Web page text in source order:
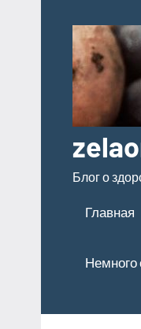
содержимому
Блог о
Главная
Немного